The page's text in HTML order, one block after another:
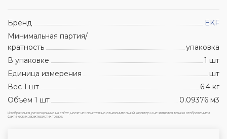
Бренд
EKF
Минимальная партия/
кратность
упаковка
В упаковке
1 шт
Единица измерения
шт
Вес 1 шт
6.4 кг
Объем 1 шт
0.09376 м3
Изображения, размещенные на сайте, носят исключительно ознакомительный характер и не являются точным отображением
фактических характеристик товара.